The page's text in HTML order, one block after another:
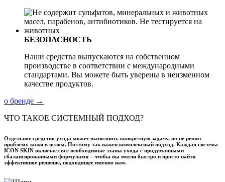
БЕЗОПАСНОСТЬ
Наши средства выпускаются на собственном
производстве в соответствии с международными
стандартами. Вы можете быть уверены в неизменном
качестве продуктов.
о бренде →
ЧТО ТАКОЕ СИСТЕМНЫЙ ПОДХОД?
Отдельное средство ухода может выполнить конкретную задачу, но не решит
проблему кожи в целом. Поэтому так важен комплексный подход. Каждая система
ICON SKIN включает все необходимые этапы ухода с продуманными
сбалансированными формулами – чтобы вы могли быстро и просто найти
эффективное решение, подходящее именно вам.